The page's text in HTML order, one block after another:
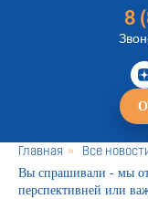
8
Главная » Все
Вы спрашивали - мы
перспективней или